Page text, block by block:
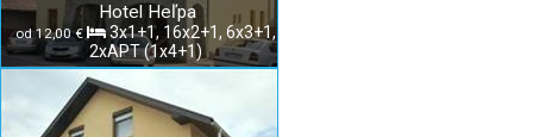
Hotel Heľpa
od 12,00 €
3x1+1, 16x2+1, 6x3+1,
2xAPT (1x4+1)